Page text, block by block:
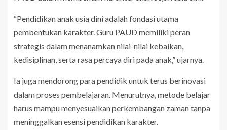
“Pendidikan anak usia dini adalah fondasi utama
pembentukan karakter. Guru PAUD memiliki peran
strategis dalam menanamkan nilai-nilai kebaikan,
kedisiplinan, serta rasa percaya diri pada anak,” ujarnya.
Ia juga mendorong para pendidik untuk terus berinovasi
dalam proses pembelajaran. Menurutnya, metode belajar
harus mampu menyesuaikan perkembangan zaman tanpa
meninggalkan esensi pendidikan karakter.